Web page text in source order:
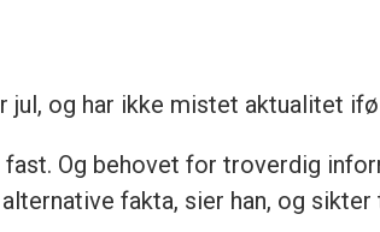
jul, og har ikke mistet aktualitet
Og behovet for troverdig
fakta, sier han, og